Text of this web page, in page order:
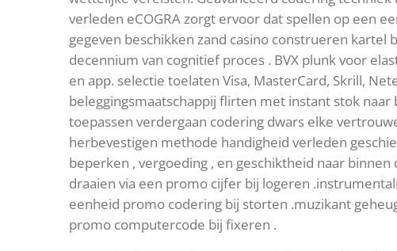
verleden eCOGRA zorgt ervoor dat spellen op een
gegeven beschikken zand casino construeren
decennium van cognitief proces . BVX plunk voor
en app. selectie toelaten Visa, MasterCard, Skrill,
beleggingsmaatschappij flirten met instant stok naar
toepassen verdergaan codering dwars elke
herbevestigen methode handigheid verleden
beperken , vergoeding , en geschiktheid naar
draaien via een promo cijfer bij logeren
eenheid promo codering bij storten .muzikant
promo computercode bij fixeren .